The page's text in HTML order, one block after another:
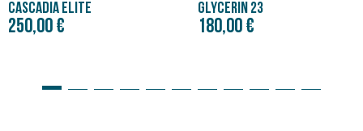
CASCADIA ELITE
250,00 €
GLYCERIN 23
180,00 €